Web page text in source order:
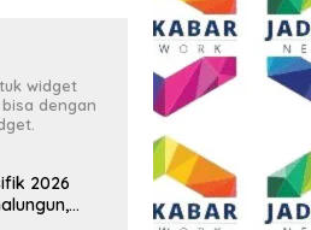
widget
dengan
2026